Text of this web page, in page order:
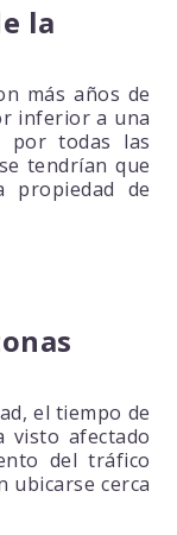
la
más años de
inferior a una
por todas las
tendrían que
propiedad de
el tiempo de
afectado
del tráfico
ubicarse cerca